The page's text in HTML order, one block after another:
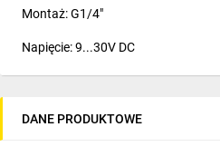
Montaż: G1/4"
Napięcie: 9...30V DC
Klasa szczelności: IP67
Temperatura pracy: -25...80°C
DANE PRODUKTOWE